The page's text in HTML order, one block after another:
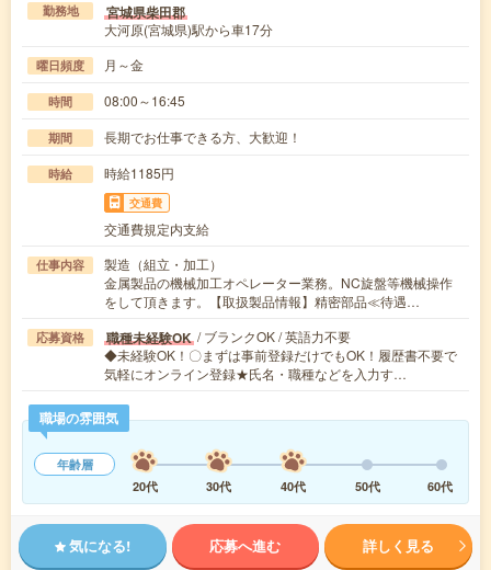
勤務地 宮城県柴田郡
大河原(宮城県)駅から車17分
曜日頻度 月～金
時間 08:00～16:45
期間 長期でお仕事できる方、大歓迎！
時給 時給1185円
交通費
交通費規定内支給
仕事内容
製造（組立・加工）
金属製品の機械加工オペレーター業務。NC旋盤等機械操作
をして頂きます。【取扱製品情報】精密部品≪待遇…
応募資格 職種未経験OK / ブランクOK / 英語力不要
◆未経験OK！〇まずは事前登録だけでもOK！履歴書不要で
気軽にオンライン登録★氏名・職種などを入力す…
職場の雰囲気
年齢層
20代
30代 40代 50代 60代
気になる! 応募へ進む 詳しく見る